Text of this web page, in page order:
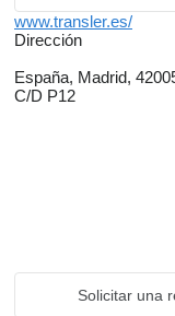
www.transler.es/
Dirección
España, Madrid,
C/D P12
Solicitar una